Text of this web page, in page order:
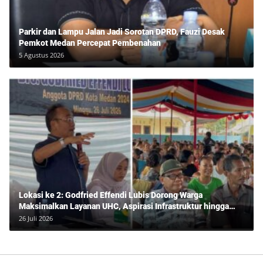
Parkir dan Lampu Jalan Jadi Sorotan DPRD, Fauzi Desak
Pemkot Medan Percepat Pembenahan
5 Agustus 2026
Lokasi ke 2: Godfried Effendi Lubis Dorong Warga
Maksimalkan Layanan UHC, Aspirasi Infrastruktur hingga
Pendidikan Mengemuka dalam Reses Medan Amplas
26 Juli 2026